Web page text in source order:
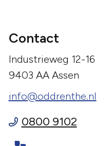
Contact
Industrieweg 12-16
9403 AA Assen
info@oddrenthe.nl
0800 9102